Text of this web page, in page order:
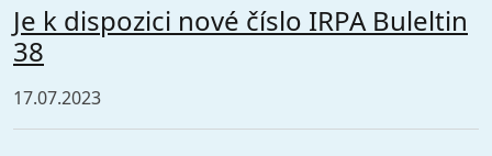
Je k dispozici nové číslo IRPA Buleltin
38
17.07.2023